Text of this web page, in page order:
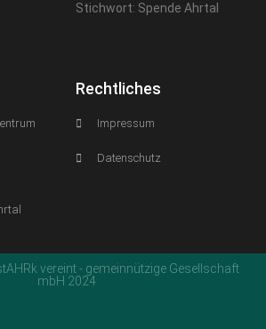
Stichwort: Spende Ahrtal
Rechtliches
Impressum
Datenschutz
vereint - gemeinnützige Gesellschaft
mbH 2024